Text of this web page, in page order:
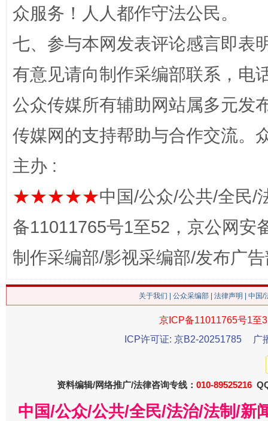
网上购药对药下症？
这是一记警钟！ 谢
在谋一域中谋全局
今
众服务！人人都作守法公民。
七、参与本网发表评论感言即表
有意见请向制作采编部联系，电
公众传媒所有辅助网站属多元发
传媒网的支持帮助与合作交流。
主办 :
★★★★★中国/公众/公共/全民/
备11011765号1至52，京公网安
制作采编部/影视采编部/发布广
关于我们 公众采编部 法律声明 | 中国
京ICP备11011765号1至
ICP许可证: 京B2-20251785
广
资料编辑/网络推广/法律咨询专线： 010-89525216
中国/公众/公共/全民/法治/法制/新